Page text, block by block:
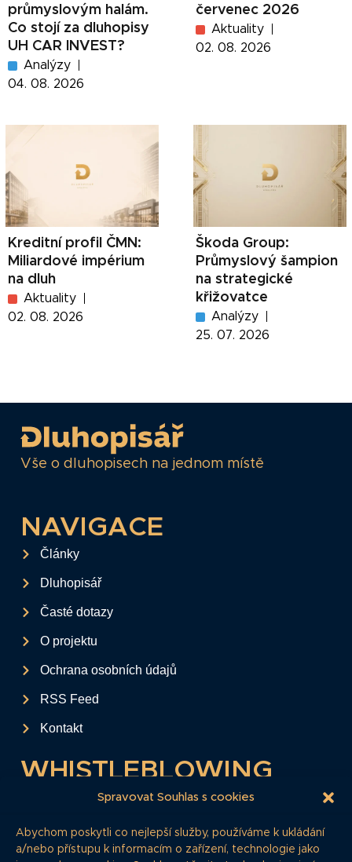
Spravovat Souhlas s cookies
Abychom poskytli co nejlepší služby, používáme k ukládání
a/nebo přístupu k informacím o zařízení, technologie jako
průmyslovým halám.
Co stojí za dluhopisy
UH CAR INVEST?
Analýzy
04. 08. 2026
červenec 2026
Aktuality
02. 08. 2026
Kreditní profil ČMN:
Miliardové impérium
na dluh
Aktuality
02. 08. 2026
Škoda Group:
Průmyslový šampion
na strategické
křižovatce
Analýzy
25. 07. 2026
Vše o dluhopisech na jednom místě
NAVIGACE
Články
Dluhopisář
Časté dotazy
O projektu
Ochrana osobních údajů
RSS Feed
Kontakt
WHISTLEBLOWING
Tento formulář slouží k anonymnímu zaslání
dluhopisům.